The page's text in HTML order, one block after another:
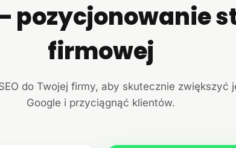
pozycjonowanie
firmowej
do Twojej firmy, aby skutecznie zwiększyć
Google i przyciągnąć klientów.